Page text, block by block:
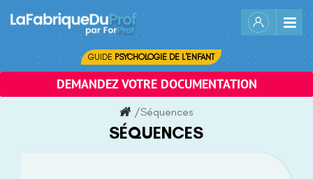
content
GUIDE PSYCHOLOGIE DE L'ENFANT
DEMANDEZ VOTRE DOCUMENTATION
/Séquences
SÉQUENCES